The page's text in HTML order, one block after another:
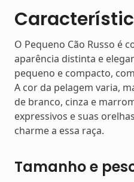
O Pequeno Cão Russo é
aparência distinta e
pequeno e compacto,
A cor da pelagem varia,
de branco, cinza e
expressivos e suas
charme a essa raça.
Tamanho e